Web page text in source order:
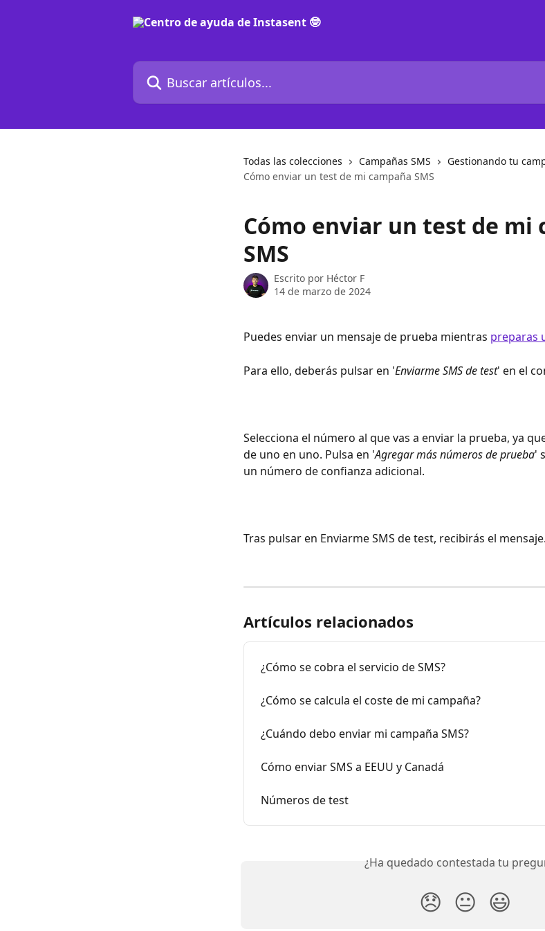
Buscar artículos...
Todas las colecciones Campañas SMS
Gestionando tu
Cómo enviar un test de mi campaña SMS
Cómo enviar un test de mi
SMS
Escrito por Héctor F
14 de marzo de 2024
Puedes enviar un mensaje de prueba mientras preparas
Para ello, deberás pulsar en 'Enviarme SMS de test' en el
Selecciona el número al que vas a enviar la prueba, ya
de uno en uno. Pulsa en 'Agregar más números de prueba'
un número de confianza adicional.
Tras pulsar en Enviarme SMS de test, recibirás el mensaje.
Artículos relacionados
¿Cómo se cobra el servicio de SMS?
¿Cómo se calcula el coste de mi campaña?
¿Cuándo debo enviar mi campaña SMS?
Cómo enviar SMS a EEUU y Canadá
Números de test
¿Ha quedado contestada tu
😞 😐 😃